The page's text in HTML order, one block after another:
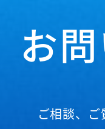
お
ご相談、ご